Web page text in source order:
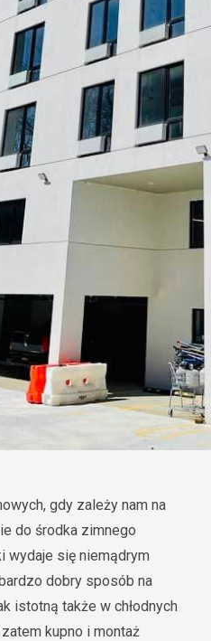
gdy zależy nam na
do środka zimnego
wydaje się niemądrym
dobry sposób na
istotną także w chłodnych
kupno i montaż